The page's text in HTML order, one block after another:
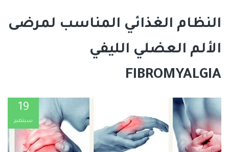
النظام الغذائي المناسب لمرضى
الألم العضلي الليفي
FIBROMYALGIA
19
سبتمبر